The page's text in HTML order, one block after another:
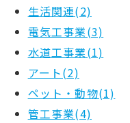
生活関連(2)
電気工事業(3)
水道工事業(1)
アート(2)
ペット・動物(1)
管工事業(4)